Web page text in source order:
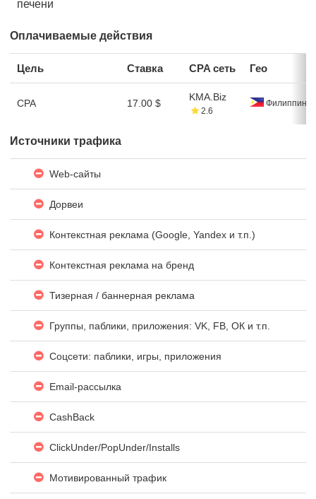
печени
Оплачиваемые действия
Цель Ставка CPA сеть Гео
CPA 17.00 $
KMA.Biz
2.6
Филиппины
Источники трафика
Web-сайты
Дорвеи
Контекстная реклама (Google, Yandex и т.п.)
Контекстная реклама на бренд
Тизерная / баннерная реклама
Группы, паблики, приложения: VK, FB, ОК и т.п.
Соцсети: паблики, игры, приложения
Email-рассылка
CashBack
ClickUnder/PopUnder/Installs
Мотивированный трафик